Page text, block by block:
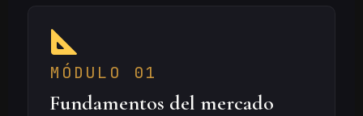
MÓDULO 01
Fundamentos del mercado